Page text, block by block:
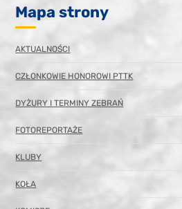
Mapa strony
AKTUALNOŚCI
CZŁONKOWIE HONOROWI PTTK
DYŻURY I TERMINY ZEBRAŃ
FOTOREPORTAŻE
KLUBY
KOŁA